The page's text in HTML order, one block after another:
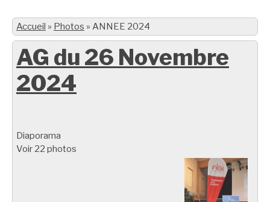
Accueil » Photos » ANNEE 2024
AG du 26 Novembre
2024
Diaporama
Voir 22 photos